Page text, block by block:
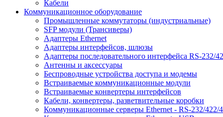
Кабели
Коммуникационное оборудование
Промышленные коммутаторы (индустриальные)
SFP модули (Трансиверы)
Адаптеры Ethernet
Адаптеры интерфейсов, шлюзы
Адаптеры последовательного интерфейса RS-232/
Антенны и аксессуары
Беспроводные устройства доступа и модемы
Встраиваемые коммуникационные модули
Встраиваемые конвертеры интерфейсов
Кабели, конвертеры, разветвительные коробки
Коммуникационные серверы Ethernet - RS-232/422/